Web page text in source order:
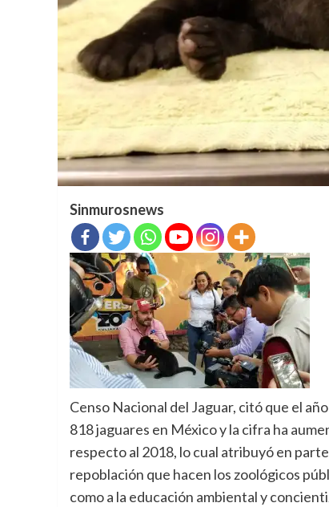
Sinmurosnews
Censo Nacional del Jaguar, citó que el
818 jaguares en México y la cifra ha
respecto al 2018, lo cual atribuyó en
repoblación que hacen los zoológicos
como a la educación ambiental y